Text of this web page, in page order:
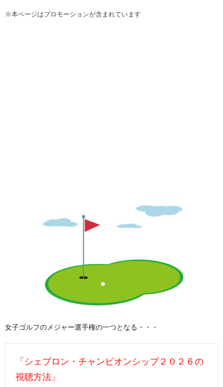
※本ページはプロモーションが含まれています
女子ゴルフのメジャー選手権の一つとなる・・・
「シェブロン・チャンピオンシップ２０２６の
視聴方法」